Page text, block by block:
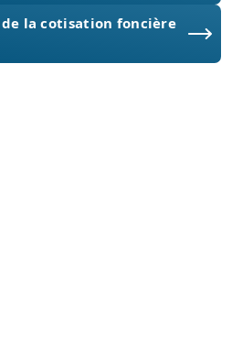
la cotisation foncière